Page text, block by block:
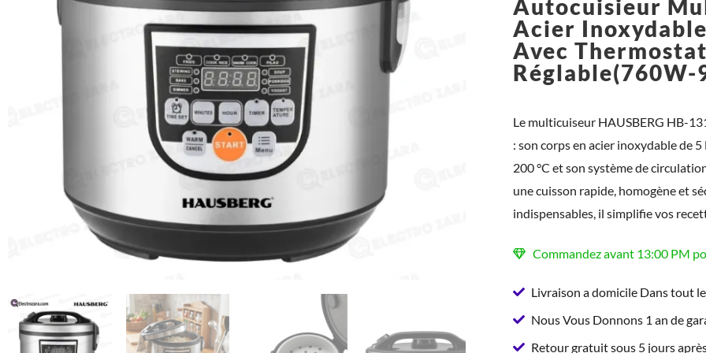
Autocuisieur
Acier
Avec Thermostat
Réglable(760W-
Le multicuiseur HAUSBERG HB-
: son corps en acier inoxydable de
200 °C et son système de
une cuisson rapide, homogène et
indispensables, il simplifie vos
Commandez avant 13:00 PM
Livraison a domicile Dans tout
Nous Vous Donnons 1 an de
Retour gratuit sous 5 jours